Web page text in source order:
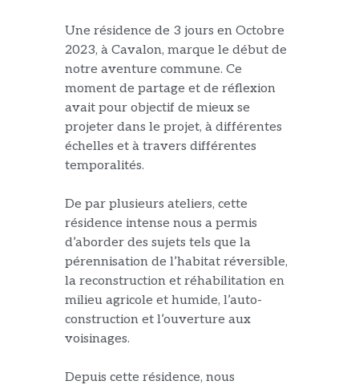
Une résidence de 3 jours en Octobre
2023, à Cavalon, marque le début de
notre aventure commune. Ce
moment de partage et de réflexion
avait pour objectif de mieux se
projeter dans le projet, à différentes
échelles et à travers différentes
temporalités.
De par plusieurs ateliers, cette
résidence intense nous a permis
d’aborder des sujets tels que la
pérennisation de l’habitat réversible,
la reconstruction et réhabilitationen
milieu agricole et humide, l’auto-
construction et l’ouverture aux
voisinages.
Depuis cette résidence, nous